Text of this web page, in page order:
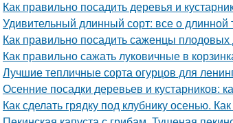
Как правильно посадить деревья и
Удивительный длинный сорт: все о длинной
Как правильно посадить саженцы
Как правильно сажать луковичные в
Лучшие тепличные сорта огурцов для
Осенние посадки деревьев и кустарников:
Как сделать грядку под клубнику осенью.